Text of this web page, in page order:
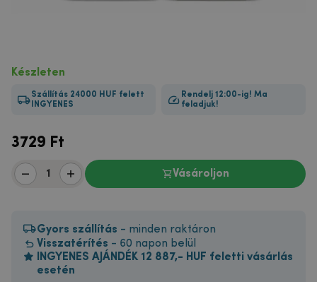
Készleten
Szállítás 24000 HUF felett
INGYENES
Rendelj 12:00-ig! Ma
feladjuk!
3729 Ft
Vásároljon
Gyors szállítás - minden raktáron
Visszatérítés - 60 napon belül
INGYENES AJÁNDÉK 12 887,- HUF feletti vásárlás
esetén